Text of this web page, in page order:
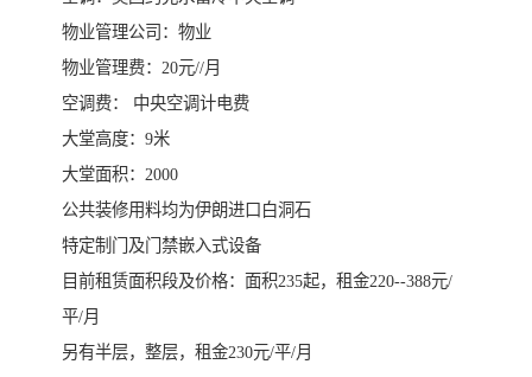
物业管理公司：物业
物业管理费：20元//月
空调费： 中央空调计电费
大堂高度：9米
大堂面积：2000
公共装修用料均为伊朗进口白洞石
特定制门及门禁嵌入式设备
目前租赁面积段及价格：面积235起，租金220--388元/
平/月
另有半层，整层，租金230元/平/月